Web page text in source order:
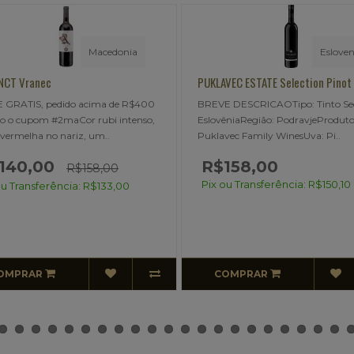
Eslovenia
ESTATE Selection Pinot Noir
DESCRICAOTipo: Tinto SecoPaís:
PodravjeProdutor:
Family WinesUva: Pi..
Transferência: R$150,10
KAKABADZE Saperavi rose
FRETE GRATIS, pedido acima
usando o cupom #2maBREVE
DESCRICAOClique Aqui e Leia
ESGOTADO